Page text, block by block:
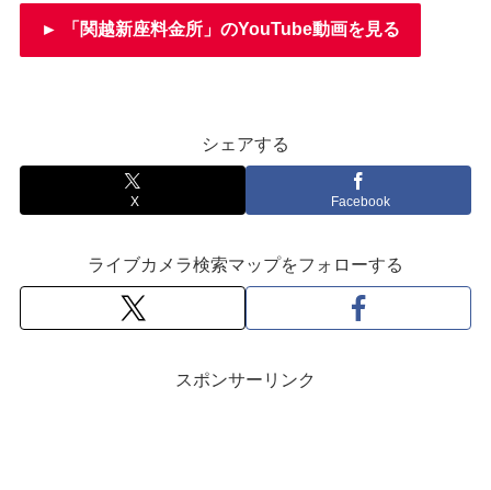
► 「関越新座料金所」のYouTube動画を見る
シェアする
X Facebook
ライブカメラ検索マップをフォローする
スポンサーリンク